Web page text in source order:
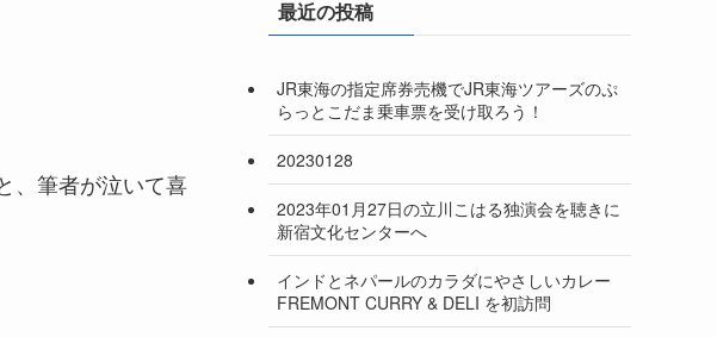
、筆者が泣いて喜
最近の投稿
JR東海の指定席券売機でJR東海ツアーズのぷ
らっとこだま乗車票を受け取ろう！
20230128
2023年01月27日の立川こはる独演会を聴きに
新宿文化センターへ
インドとネパールのカラダにやさしいカレー
FREMONT CURRY & DELI を初訪問